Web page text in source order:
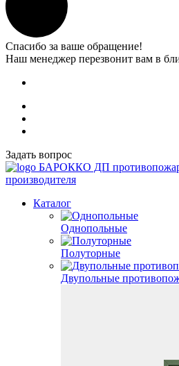
Спасибо за ваше обращение!
Наш менеджер перезвонит вам в
Задать вопрос
БАРОККО ДП
производителя
Каталог
Однопольные
Полуторные
Двупольные